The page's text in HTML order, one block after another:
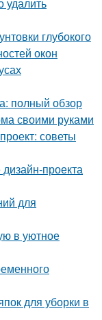
глубокого
окон
полный обзор
своими руками
советы
проекта
для
в уютное
для уборки в